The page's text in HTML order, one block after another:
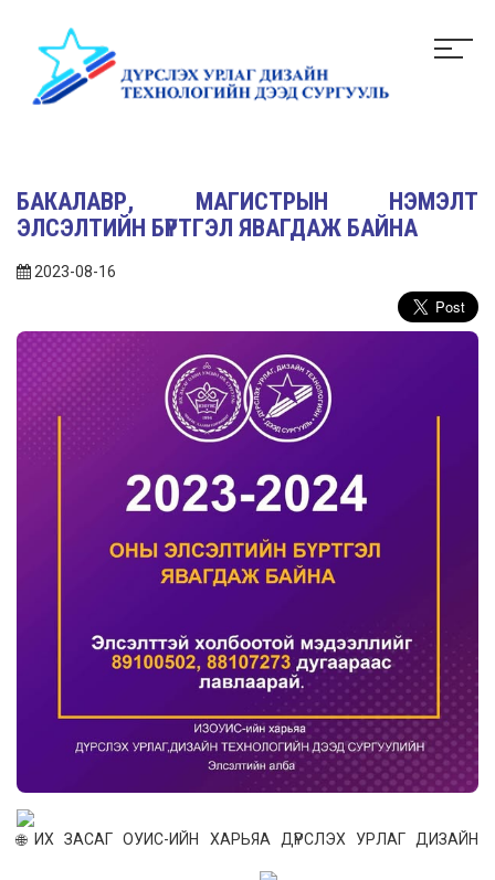
БАКАЛАВР, МАГИСТРЫН НЭМЭЛТ
ЭЛСЭЛТИЙН БҮРТГЭЛ ЯВАГДАЖ БАЙНА
2023-08-16
ИХ ЗАСАГ ОУИС-ИЙН ХАРЬЯА ДҮРСЛЭХ УРЛАГ ДИЗАЙН